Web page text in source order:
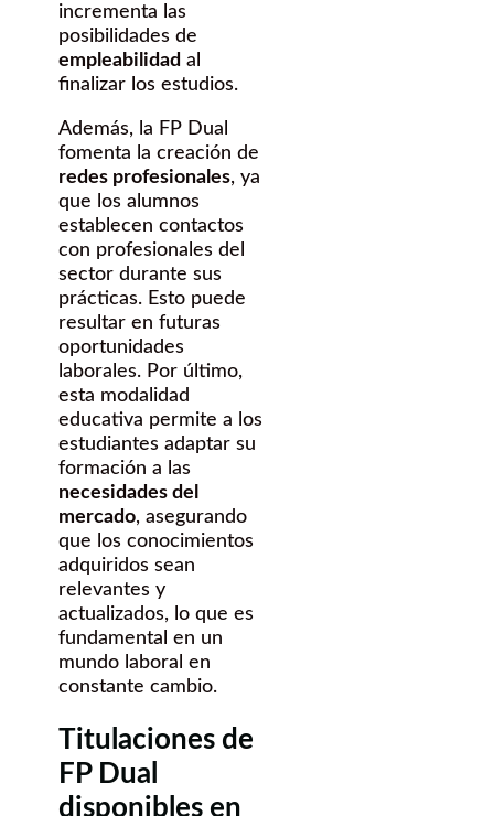
incrementa las
posibilidades de
empleabilidad al
finalizar los estudios.
Además, la FP Dual
fomenta la creación de
redes profesionales, ya
que los alumnos
establecen contactos
con profesionales del
sector durante sus
prácticas. Esto puede
resultar en futuras
oportunidades
laborales. Por último,
esta modalidad
educativa permite a los
estudiantes adaptar su
formación a las
necesidades del
mercado, asegurando
que los conocimientos
adquiridos sean
relevantes y
actualizados, lo que es
fundamental en un
mundo laboral en
constante cambio.
Titulaciones de
FP Dual
disponibles en